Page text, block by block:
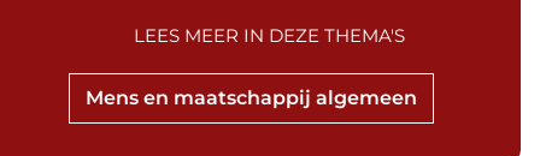
Mens en maatschappij algemeen
LEES MEER IN DEZE THEMA'S